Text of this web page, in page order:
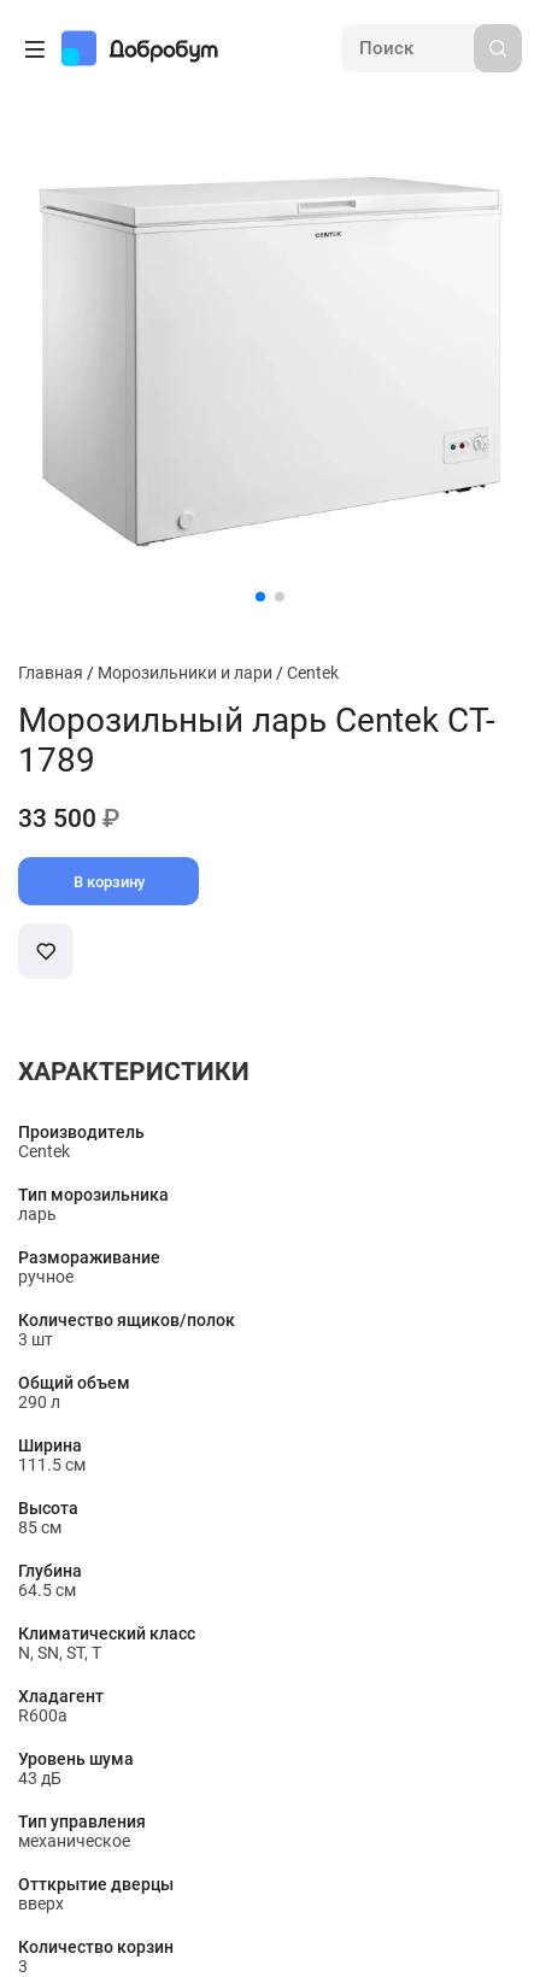
Главная / Морозильники и лари /Centek
Морозильный ларь Centek CT-
1789
33 500 ₽
В корзину
ХАРАКТЕРИСТИКИ
Производитель
Centek
Тип морозильника
ларь
Размораживание
ручное
Количество ящиков/полок
3 шт
Общий объем
290 л
Ширина
111.5 см
Высота
85 см
Глубина
64.5 см
Климатический класс
N, SN, ST, T
Хладагент
R600a
Уровень шума
43 дБ
Тип управления
механическое
Отткрытие дверцы
вверх
Количество корзин
3